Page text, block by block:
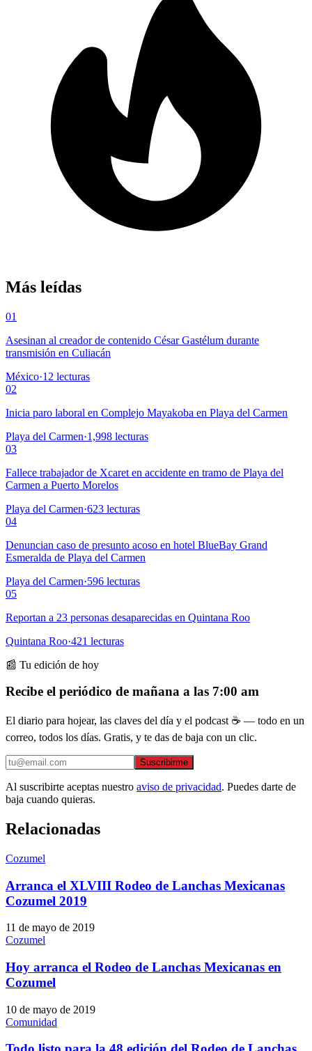
Más leídas
01
Asesinan al creador de contenido César Gastélum durante
transmisión en Culiacán
México·12 lecturas
02
Inicia paro laboral en Complejo Mayakoba en Playa del Carmen
Playa del Carmen·1,998 lecturas
03
Fallece trabajador de Xcaret en accidente en tramo de Playa del
Carmen a Puerto Morelos
Playa del Carmen·623 lecturas
04
Denuncian caso de presunto acoso en hotel BlueBay Grand
Esmeralda de Playa del Carmen
Playa del Carmen·596 lecturas
05
Reportan a 23 personas desaparecidas en Quintana Roo
Quintana Roo·421 lecturas
📰 Tu edición de hoy
Recibe el periódico de mañana a las 7:00 am
El diario para hojear, las claves del día y el podcast ☕ — todo en un
correo, todos los días. Gratis, y te das de baja con un clic.
Suscribirme
Al suscribirte aceptas nuestro aviso de privacidad. Puedes darte de
baja cuando quieras.
Relacionadas
Cozumel
Arranca el XLVIII Rodeo de Lanchas Mexicanas
Cozumel 2019
11 de mayo de 2019
Cozumel
Hoy arranca el Rodeo de Lanchas Mexicanas en
Cozumel
10 de mayo de 2019
Comunidad